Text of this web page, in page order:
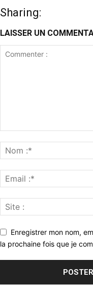
Sharing:
LAISSER UN
Enregistrer mon nom,
la prochaine fois que je